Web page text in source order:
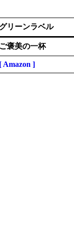
グリーンラベル
ご褒美の一杯
[ Amazon ]